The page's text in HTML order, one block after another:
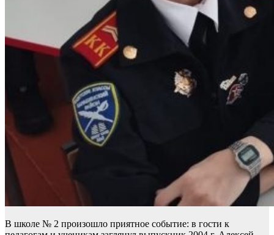
В школе № 2 произошло приятное событие: в гости к